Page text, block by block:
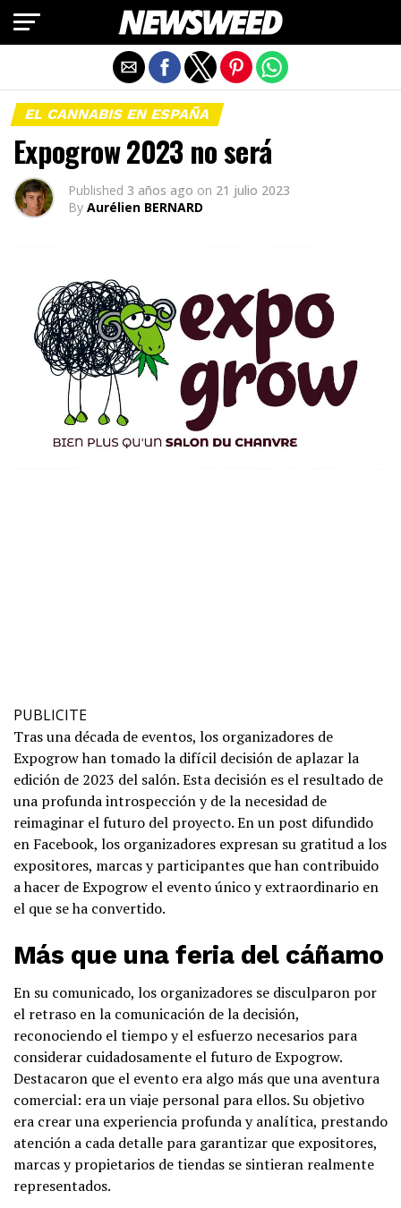
EL CANNABIS EN ESPAÑA
Expogrow 2023 no será
Published 3 años ago on 21 julio 2023
By Aurélien BERNARD
PUBLICITE
Tras una década de eventos, los organizadores de
Expogrow han tomado la difícil decisión de aplazar la
edición de 2023 del salón. Esta decisión es el resultado de
una profunda introspección y de la necesidad de
reimaginar el futuro del proyecto. En un post difundido
en Facebook, los organizadores expresan su gratitud a los
expositores, marcas y participantes que han contribuido
a hacer de Expogrow el evento único y extraordinario en
el que se ha convertido.
Más que una feria del cáñamo
En su comunicado, los organizadores se disculparon por
el retraso en la comunicación de la decisión,
reconociendo el tiempo y el esfuerzo necesarios para
considerar cuidadosamente el futuro de Expogrow.
Destacaron que el evento era algo más que una aventura
comercial: era un viaje personal para ellos. Su objetivo
era crear una experiencia profunda y analítica, prestando
atención a cada detalle para garantizar que expositores,
marcas y propietarios de tiendas se sintieran realmente
representados.
Salir de la versión móvil